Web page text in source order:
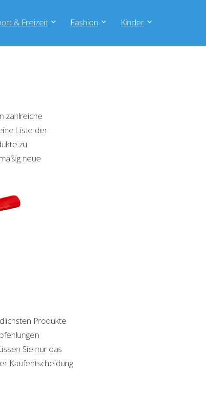
& Freizeit Fashion Kinder
zahlreiche
Liste der
zu
neue
Produkte
Sie nur das
Kaufentscheidung